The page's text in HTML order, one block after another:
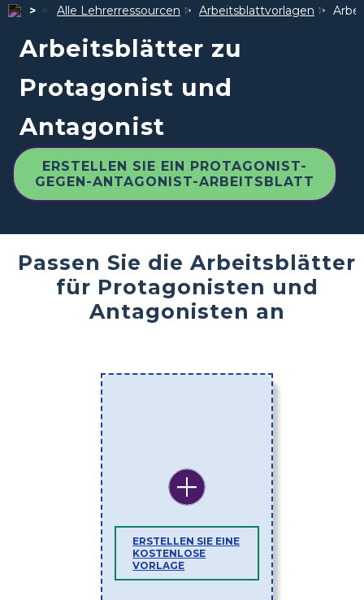
Alle Lehrerressourcen Arbeitsblattvorlagen
Arbeitsblätter zu
Protagonist und
Antagonist
ERSTELLEN SIE EIN PROTAGONIST-
GEGEN-ANTAGONIST-ARBEITSBLATT
Passen Sie die Arbeitsblätter
für Protagonisten und
Antagonisten an
ERSTELLEN SIE EINE
KOSTENLOSE
VORLAGE